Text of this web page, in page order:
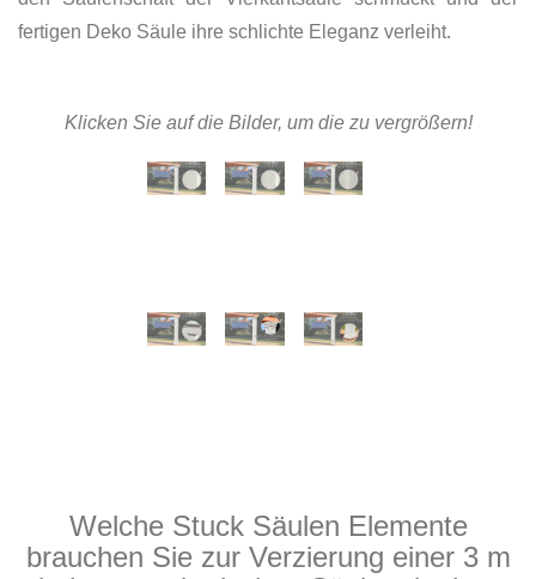
fertigen Deko Säule ihre schlichte Eleganz verleiht.
Klicken Sie auf die Bilder, um die zu vergrößern!
Welche Stuck Säulen Elemente
brauchen Sie zur Verzierung einer 3 m